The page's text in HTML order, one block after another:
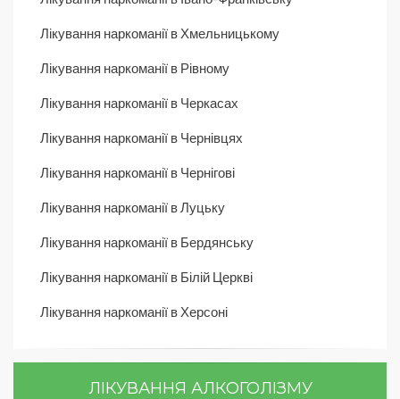
Лікування наркоманії в Хмельницькому
Лікування наркоманії в Рівному
Лікування наркоманії в Черкасах
Лікування наркоманії в Чернівцях
Лікування наркоманії в Чернігові
Лікування наркоманії в Луцьку
Лікування наркоманії в Бердянську
Лікування наркоманії в Білій Церкві
Лікування наркоманії в Херсоні
ЛІКУВАННЯ АЛКОГОЛІЗМУ